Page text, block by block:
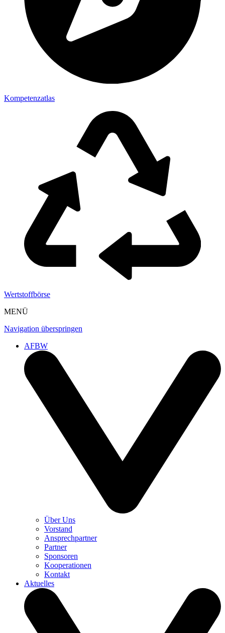
Kompetenzatlas
Wertstoffbörse
MENÜ
Navigation überspringen
AFBW
Über Uns
Vorstand
Ansprechpartner
Partner
Sponsoren
Kooperationen
Kontakt
Aktuelles